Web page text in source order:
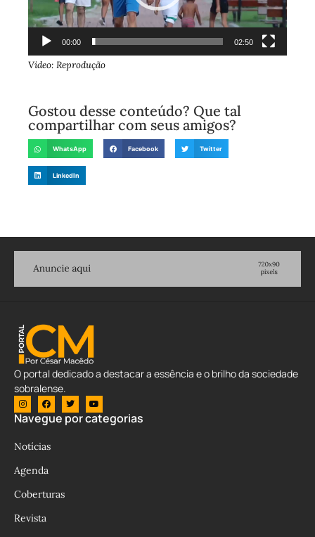
00:00 02:50
Video: Reprodução
Gostou desse conteúdo? Que tal
compartilhar com seus amigos?
WhatsApp Facebook Twitter
LinkedIn
O portal dedicado a destacar a essência e o brilho da sociedade
sobralense.
Navegue por categorias
Notícias
Agenda
Coberturas
Revista